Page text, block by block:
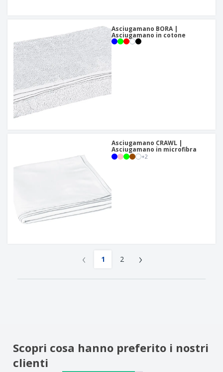
Asciugamano BORA |
Asciugamano in cotone
Asciugamano CRAWL |
Asciugamano in microfibra
+2
‹ 1 2 ›
Scopri cosa hanno preferito i nostri
clienti